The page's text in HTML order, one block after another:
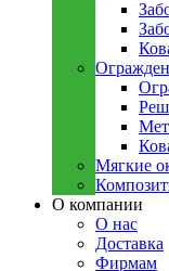
Мягкие
О компании
О нас
Доставка
Фирмам